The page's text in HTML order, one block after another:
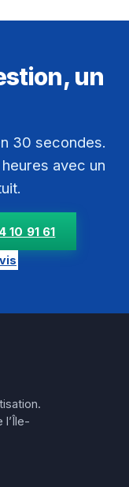
un
30 secondes.
avec un
10 91 61
l’Île-